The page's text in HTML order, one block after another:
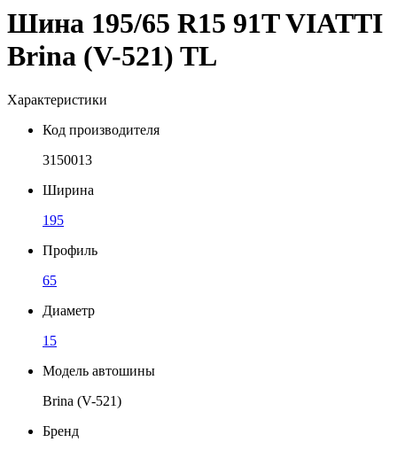
Шина 195/65 R15 91T VIATTI
Brina (V-521) TL
Характеристики
Код производителя
3150013
Ширина
195
Профиль
65
Диаметр
15
Модель автошины
Brina (V-521)
Бренд